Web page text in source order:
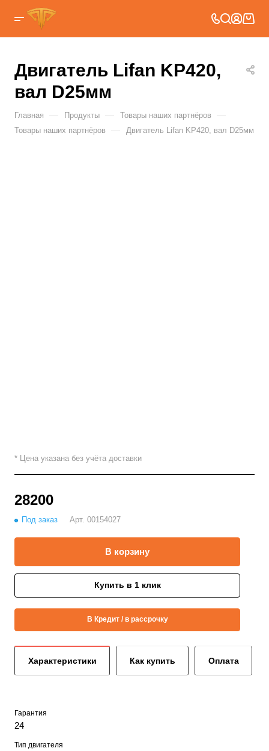
Двигатель Lifan KP420,
вал D25мм
Главная — Продукты — Товары наших партнёров —
Товары наших партнёров — Двигатель Lifan KP420, вал D25мм
* Цена указана без учёта доставки
28200
Под заказ Арт. 00154027
В корзину
Купить в 1 клик
В Кредит / в рассрочку
Характеристики Как купить Оплата
Гарантия
24
Тип двигателя